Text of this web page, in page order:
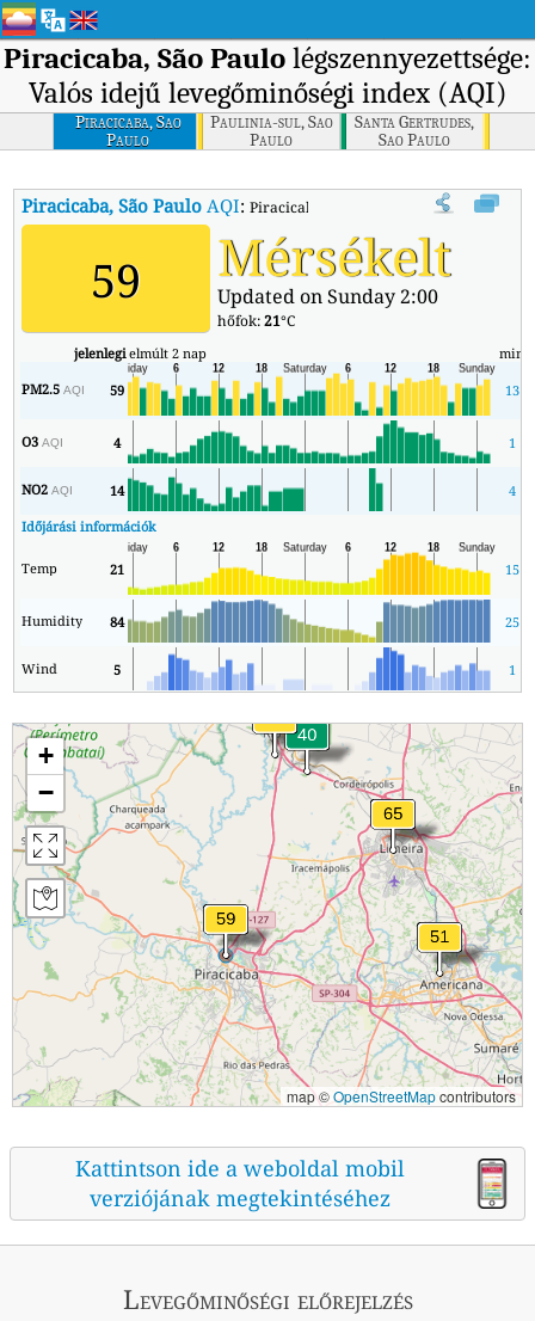
Piracicaba, São Paulo légszennyezettsége:
Valós idejű levegőminőségi index (AQI)
Piracicaba, Sao
Paulo
Paulinia-sul, Sao
Paulo
Santa Gertrudes,
Sao Paulo
Piracicaba, São Paulo AQI:Piracicaba, São Paulo valós idejű
59 Mérsékelt
Updated on Sunday 2:00
hőfok:21°C
jelenlegielmúlt 2 nap min
PM2.5AQI 59 13
O3AQI 4 1
NO2AQI 14 4
Időjárási információk
Temp 21 15
Humidity 84 25
Wind 5 1
+
−
map ©OpenStreetMapcontributors
Kattintson ide a weboldal mobil
verziójának megtekintéséhez
Levegőminőségi előrejelzés